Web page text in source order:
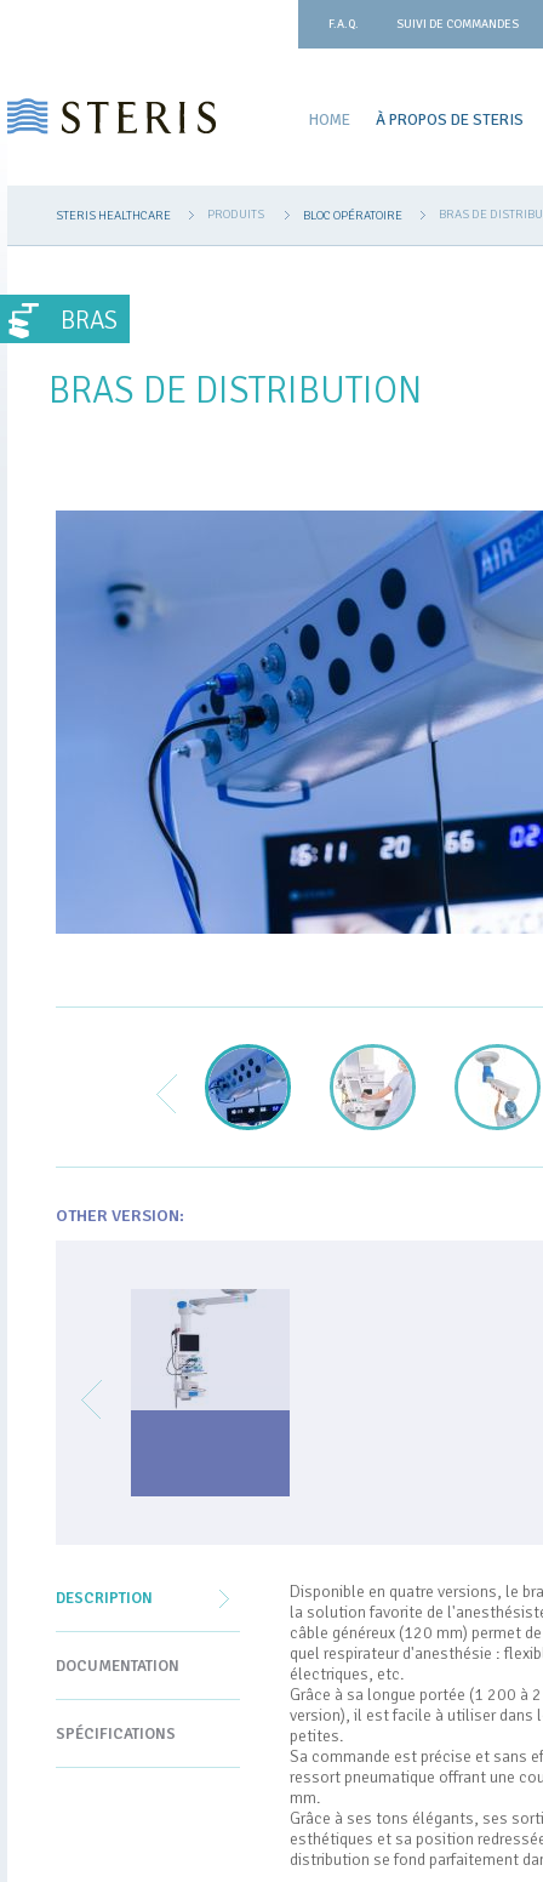
F.A.Q. SUIVI DE COMMANDES
HOME À PROPOS DE STERIS
STERIS HEALTHCARE PRODUITS BLOC OPÉRATOIRE BRAS DE
BRAS
BRAS DE DISTRIBUTION
OTHER VERSION:
DESCRIPTION
DOCUMENTATION
SPÉCIFICATIONS
Disponible en quatre versions, le
la solution favorite de
câble généreux (120 mm) permet
quel respirateur d'anesthésie :
électriques, etc.
Grâce à sa longue portée (1 200 à
version), il est facile à utiliser dans
petites.
Sa commande est précise et sans
ressort pneumatique offrant une
mm.
Grâce à ses tons élégants, ses
esthétiques et sa position
distribution se fond parfaitement